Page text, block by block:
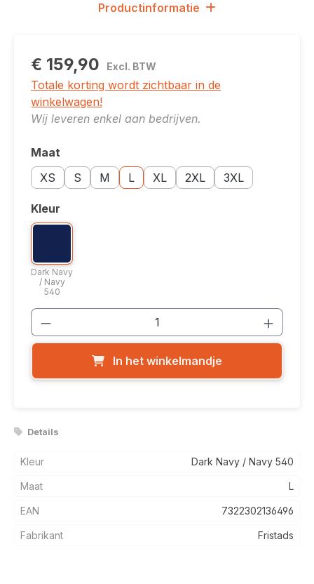
Productinformatie
€ 159,90 Excl. BTW
Totale korting wordt zichtbaar in de
winkelwagen!
Wij leveren enkel aan bedrijven.
Selecteer
Maat
XS
Maatoptie: XS
S
Maatoptie: S
M
Maatoptie: M
L
Maatoptie: L
XL
Maatoptie: XL
2XL
Maatoptie: 2XL
3XL
Maatoptie: 3XL
Selecteer
Kleur
Kleuroptie: Dark Navy / Navy 540
Dark Navy
/ Navy
540
Producthoeveelheid: Voer de
In het winkelmandje
Details
Kleur Dark Navy / Navy 540
Maat L
EAN 7322302136496
Fabrikant Fristads